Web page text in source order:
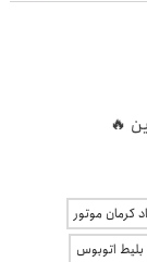
کرمان موتور
بلیط اتوبوس